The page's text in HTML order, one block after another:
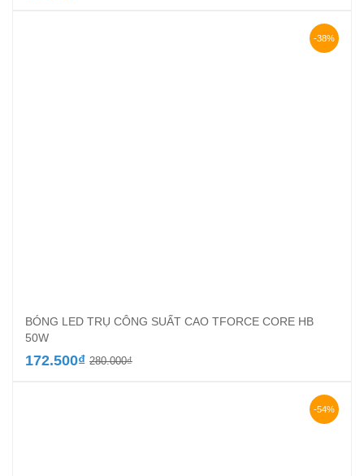
-38%
BÓNG LED TRỤ CÔNG SUẤT CAO TFORCE CORE HB
50W
280.000₫Giá
172.500₫
Giá
-54%